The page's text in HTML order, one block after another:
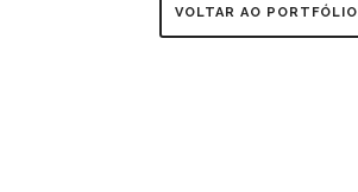
VOLTAR AO PORTFÓLIO